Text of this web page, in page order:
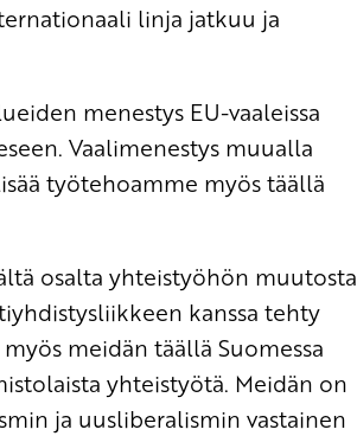
linja jatkuu ja
menestys EU-vaaleissa
Vaalimenestys muualla
työtehoamme myös täällä
osalta yhteistyöhön muutosta
kanssa tehty
meidän täällä Suomessa
yhteistyötä. Meidän on
ja uusliberalismin vastainen